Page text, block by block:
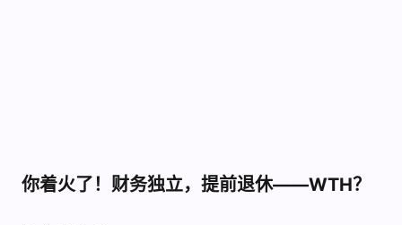
你着火了！财务独立，提前退休——WTH？